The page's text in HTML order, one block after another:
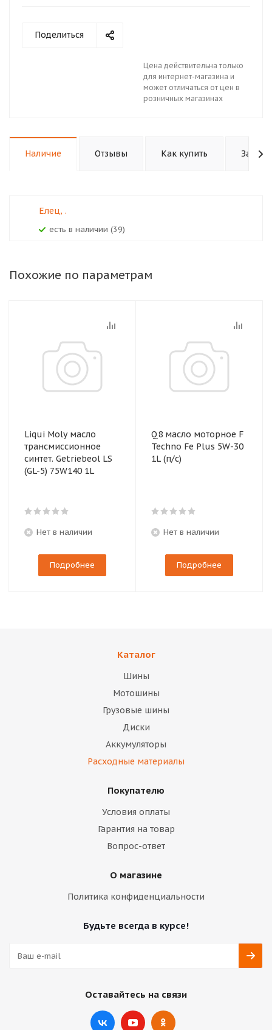
Поделиться
Цена действительна только
для интернет-магазина и
может отличаться от цен в
розничных магазинах
Наличие Отзывы Как купить
Елец, .
Есть в наличии (39)
Похожие по параметрам
Liqui Moly масло
трансмиссионное
синтет. Getriebeol LS
(GL-5) 75W140 1L
Нет в наличии
Подробнее
Q8 масло моторное F
Techno Fe Plus 5W-30
1L (п/с)
Нет в наличии
Подробнее
Каталог
Шины
Мотошины
Грузовые шины
Диски
Аккумуляторы
Расходные материалы
Покупателю
Условия оплаты
Гарантия на товар
Вопрос-ответ
О магазине
Политика конфиденциальности
Будьте всегда в курсе!
Оставайтесь на связи